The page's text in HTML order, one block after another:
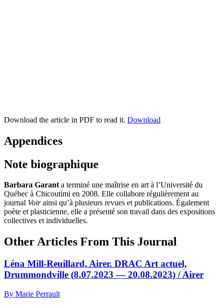
Download the article in PDF to read it. Download
Appendices
Note biographique
Barbara Garanta terminé une maîtrise en art à l’Université du
Québec à Chicoutimi en 2008. Elle collabore régulièrement au
journal Voirainsi qu’à plusieurs revues et publications. Également
poète et plasticienne, elle a présenté son travail dans des expositions
collectives et individuelles.
Other Articles From This Journal
Léna Mill-Reuillard, Airer. DRAC Art actuel,
Drummondville (8.07.2023 — 20.08.2023) / Airer
By Marie Perrault